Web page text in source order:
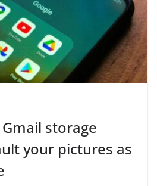
storage
your pictures as